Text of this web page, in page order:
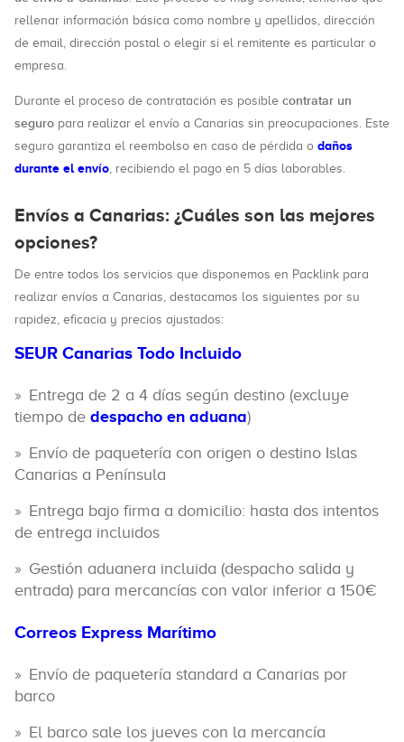
rellenar información básica como nombre y apellidos, dirección
de email, dirección postal o elegir si el remitente es particular o
empresa.
Durante el proceso de contratación es posible contratar un
seguro para realizar el envío a Canarias sin preocupaciones. Este
seguro garantiza el reembolso en caso de pérdida o daños
durante el envío, recibiendo el pago en 5 días laborables.
Envíos a Canarias: ¿Cuáles son las mejores
opciones?
De entre todos los servicios que disponemos en Packlink para
realizar envíos a Canarias, destacamos los siguientes por su
rapidez, eficacia y precios ajustados:
SEUR Canarias Todo Incluido
Entrega de 2 a 4 días según destino (excluye
tiempo de despacho en aduana)
Envío de paquetería con origen o destino Islas
Canarias a Península
Entrega bajo firma a domicilio: hasta dos intentos
de entrega incluidos
Gestión aduanera incluida (despacho salida y
entrada) para mercancías con valor inferior a 150€
Correos Express Marítimo
Envío de paquetería standard a Canarias por
barco
El barco sale los jueves con la mercancía